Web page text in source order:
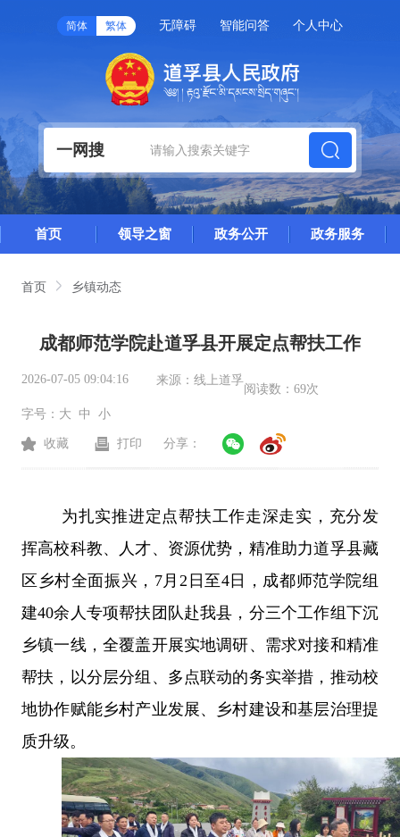
简体 繁体 无障碍 智能问答 个人中心
一网搜
首页 领导之窗 政务公开 政务服务
首页 乡镇动态
成都师范学院赴道孚县开展定点帮扶工作
2026-07-05 09:04:16 来源： 线上道孚
阅读数： 69次
字号： 大 中 小
收藏 打印 分享：
为扎实推进定点帮扶工作走深走实，充分发
挥高校科教、人才、资源优势，精准助力道孚县藏
区乡村全面振兴， 7月 2 日至4日，成都师范学院组
建40余人专项帮扶团队赴我县，分三个工作组下沉
乡镇一线，全覆盖开展实地调研、需求对接和精准
帮扶，以分层分组、多点联动的务实举措，推动校
地协作赋能乡村产业发展、乡村建设和基层治理提
质升级。